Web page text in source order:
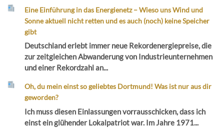
Eine Einführung in das Energienetz – Wieso uns Wind und
Sonne aktuell nicht retten und es auch (noch) keine Speicher
gibt
Deutschland erlebt immer neue Rekordenergiepreise, die
zur zeitgleichen Abwanderung von Industrieunternehmen
und einer Rekordzahl an...
Oh, du mein einst so geliebtes Dortmund! Was ist nur aus dir
geworden?
Ich muss diesen Einlassungen vorrausschicken, dass ich
einst ein glühender Lokalpatriot war. Im Jahre 1971...